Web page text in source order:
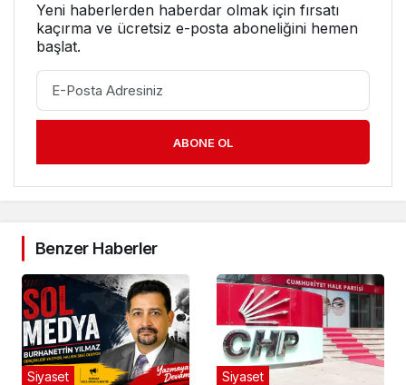
Yeni haberlerden haberdar olmak için fırsatı
kaçırma ve ücretsiz e-posta aboneliğini hemen
başlat.
ABONE OL
Benzer Haberler
Siyaset Siyaset